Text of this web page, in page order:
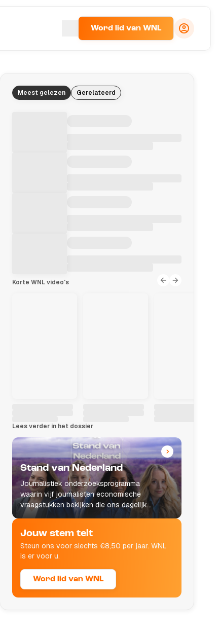
Word lid van WNL
Meest gelezen Gerelateerd
Korte WNL video's
Lees verder in het dossier
Stand van Nederland
Journalistiek onderzoeksprogramma
waarin vijf journalisten economische
vraagstukken bekijken die ons dagelijks
leven raken.
Jouw stem telt
Steun ons voor slechts €8,50 per jaar. WNL
is er voor u.
Word lid van WNL